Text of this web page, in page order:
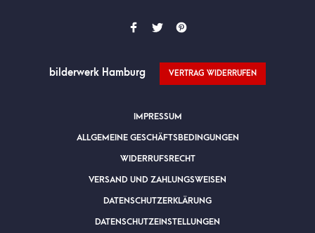
bilderwerk Hamburg VERTRAG WIDERRUFEN
IMPRESSUM
ALLGEMEINE GESCHÄFTSBEDINGUNGEN
WIDERRUFSRECHT
VERSAND UND ZAHLUNGSWEISEN
DATENSCHUTZERKLÄRUNG
DATENSCHUTZEINSTELLUNGEN